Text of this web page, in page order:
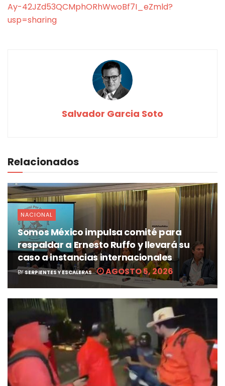
Ay-42JZd53QCMphORhWwoBf7I_eZmld?
usp=sharing
Salvador Garcia Soto
Relacionados
NACIONAL
Somos México impulsa comité para
respaldar a Ernesto Ruffo y llevará su
caso a instancias internacionales
BY SERPIENTES Y ESCALERAS AGOSTO 5, 2026